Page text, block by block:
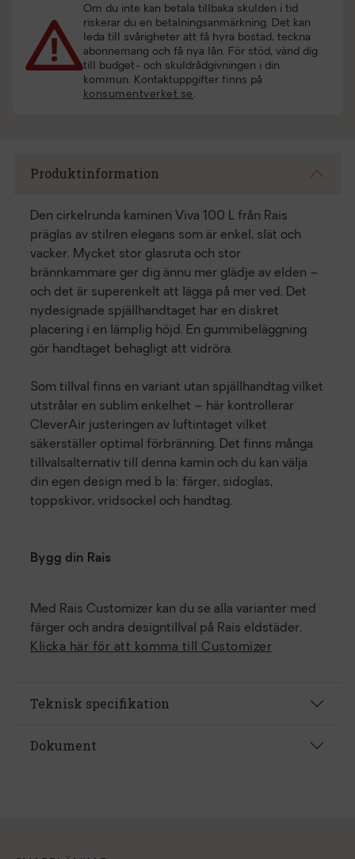
Om du inte kan betala tillbaka skulden i tid
riskerar du en betalningsanmärkning. Det kan
leda till svårigheter att få hyra bostad, teckna
abonnemang och få nya lån. För stöd, vänd dig
till budget- och skuldrådgivningen i din
kommun. Kontaktuppgifter finns på
konsumentverket.se .
Produktinformation
Den cirkelrunda kaminen Viva 100 L från Rais
präglas av stilren elegans som är enkel, slät och
vacker. Mycket stor glasruta och stor
brännkammare ger dig ännu mer glädje av elden –
och det är superenkelt att lägga på mer ved. Det
nydesignade spjällhandtaget har en diskret
placering i en lämplig höjd. En gummibeläggning
gör handtaget behagligt att vidröra.
Som tillval finns en variant utan spjällhandtag vilket
utstrålar en sublim enkelhet – här kontrollerar
CleverAir justeringen av luftintaget vilket
säkerställer optimal förbränning. Det finns många
tillvalsalternativ till denna kamin och du kan välja
din egen design med b la: färger, sidoglas,
toppskivor, vridsockel och handtag.
Bygg din Rais
Med Rais Customizer kan du se alla varianter med
färger och andra designtillval på Rais eldstäder.
Klicka här för att komma till Customizer
Teknisk specifikation
Dokument